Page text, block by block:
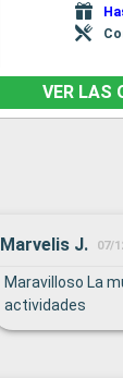
VER LAS
Marvelis J. 07/
Maravilloso La
actividades